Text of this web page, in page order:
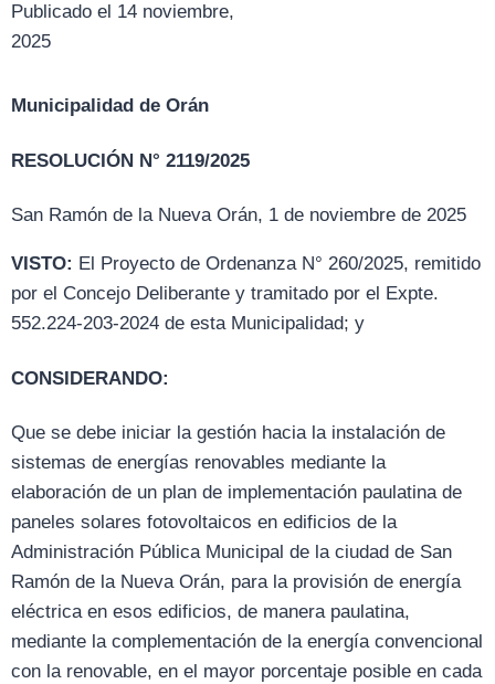
Publicado el 14 noviembre,
2025
Municipalidad de Orán
RESOLUCIÓN N° 2119/2025
San Ramón de la Nueva Orán, 1 de noviembre de 2025
VISTO: El Proyecto de Ordenanza N° 260/2025, remitido
por el Concejo Deliberante y tramitado por el Expte.
552.224-203-2024 de esta Municipalidad; y
CONSIDERANDO:
Que se debe iniciar la gestión hacia la instalación de
sistemas de energías renovables mediante la
elaboración de un plan de implementación paulatina de
paneles solares fotovoltaicos en edificios de la
Administración Pública Municipal de la ciudad de San
Ramón de la Nueva Orán, para la provisión de energía
eléctrica en esos edificios, de manera paulatina,
mediante la complementación de la energía convencional
con la renovable, en el mayor porcentaje posible en cada